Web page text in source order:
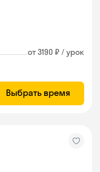
от 3190 ₽ / урок
Выбрать время